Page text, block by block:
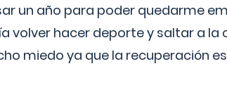
un año para poder quedarme
volver hacer deporte y saltar a
miedo ya que la recuperación